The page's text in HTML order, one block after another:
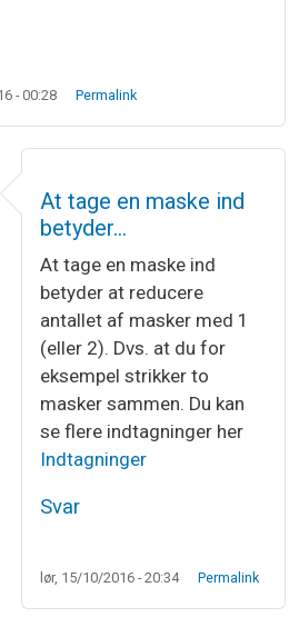
- 00:28 Permalink
betyder det "at tage…
At tage en maske ind
betyder…
At tage en maske ind
betyder at reducere
antallet af masker med 1
(eller 2). Dvs. at du for
eksempel strikker to
masker sammen. Du kan
se flere indtagninger her
Indtagninger
Svar
lør, 15/10/2016 - 20:34 Permalink